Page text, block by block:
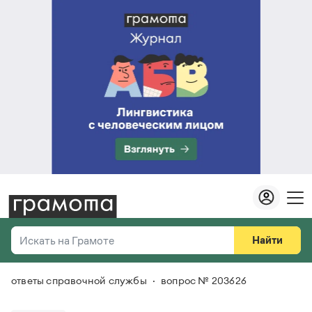
Искать на Грамоте
Справочная служба
Найти
Везде
ответы справочной службы вопрос № 203626